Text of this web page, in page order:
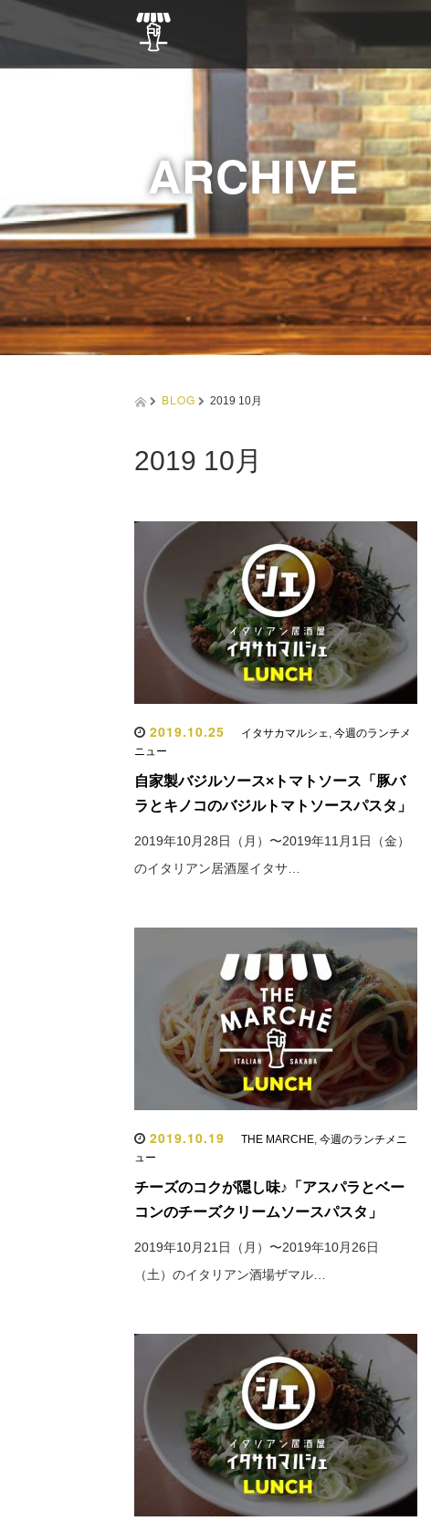
ARCHIVE
BLOG 2019 10月
2019 10月
2019.10.25 イタサカマルシェ, 今週のランチメ
ニュー
自家製バジルソース×トマトソース「豚バ
ラとキノコのバジルトマトソースパスタ」
2019年10月28日（月）〜2019年11月1日（金）
のイタリアン居酒屋イタサ…
2019.10.19 THE MARCHE, 今週のランチメニ
ュー
チーズのコクが隠し味♪「アスパラとベー
コンのチーズクリームソースパスタ」
2019年10月21日（月）〜2019年10月26日
（土）のイタリアン酒場ザマル…